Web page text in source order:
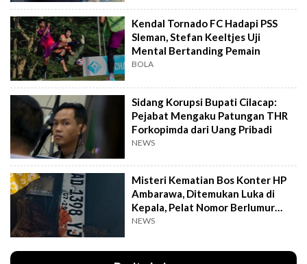
Kendal Tornado FC Hadapi PSS
Sleman, Stefan Keeltjes Uji
Mental Bertanding Pemain
BOLA
Sidang Korupsi Bupati Cilacap:
Pejabat Mengaku Patungan THR
Forkopimda dari Uang Pribadi
NEWS
Misteri Kematian Bos Konter HP
Ambarawa, Ditemukan Luka di
Kepala, Pelat Nomor Berlumur
Darah
NEWS